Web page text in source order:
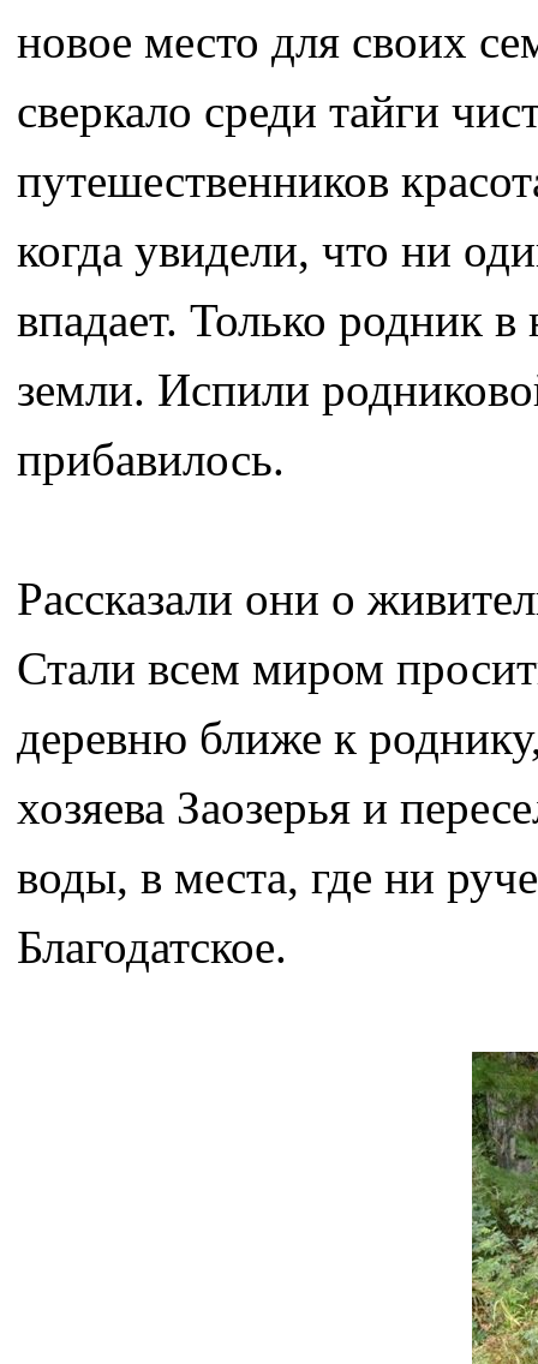
новое место для своих
сверкало среди тайги
путешественников
когда увидели, что ни
впадает. Только родник в
земли. Испили
прибавилось.
Рассказали они о
Стали всем миром
деревню ближе к
хозяева Заозерья и
воды, в места, где ни
Благодатское.